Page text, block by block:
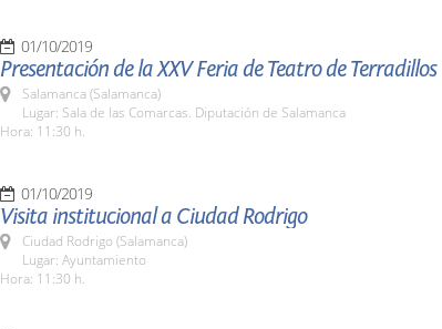
01/10/2019
Presentación de la XXV Feria de Teatro de Terradillos
Salamanca (Salamanca)
Lugar: Sala de las Comarcas. Diputación de Salamanca
Hora: 11:30 h.
01/10/2019
Visita institucional a Ciudad Rodrigo
Ciudad Rodrigo (Salamanca)
Lugar: Ayuntamiento
Hora: 11:30 h.